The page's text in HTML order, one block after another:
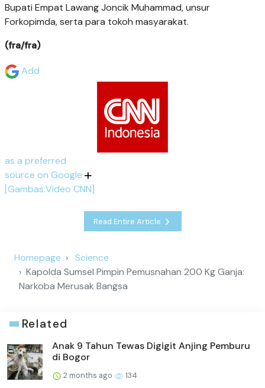
Bupati Empat Lawang Joncik Muhammad, unsur
Forkopimda, serta para tokoh masyarakat.
(fra/fra)
Add
as a preferred
source on Google
[Gambas:Video CNN]
Read Entire Article
Homepage
Science
Kapolda Sumsel Pimpin Pemusnahan 200 Kg Ganja:
Narkoba Merusak Bangsa
Related
Anak 9 Tahun Tewas Digigit Anjing Pemburu
di Bogor
2 months ago 134